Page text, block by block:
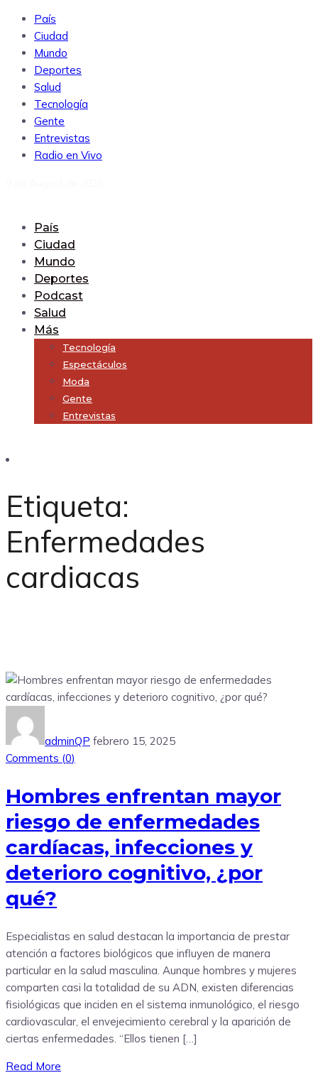
País
Ciudad
Mundo
Deportes
Salud
Tecnología
Gente
Entrevistas
Radio en Vivo
País
Ciudad
Mundo
Deportes
Podcast
Salud
Más
Tecnología
Espectáculos
Moda
Gente
Entrevistas
Etiqueta:
Enfermedades
cardiacas
adminQP febrero 15, 2025
Comments (0)
Hombres enfrentan mayor
riesgo de enfermedades
cardíacas, infecciones y
deterioro cognitivo, ¿por
qué?
Especialistas en salud destacan la importancia de prestar
atención a factores biológicos que influyen de manera
particular en la salud masculina. Aunque hombres y mujeres
comparten casi la totalidad de su ADN, existen diferencias
fisiológicas que inciden en el sistema inmunológico, el riesgo
cardiovascular, el envejecimiento cerebral y la aparición de
ciertas enfermedades. “Ellos tienen […]
Read More